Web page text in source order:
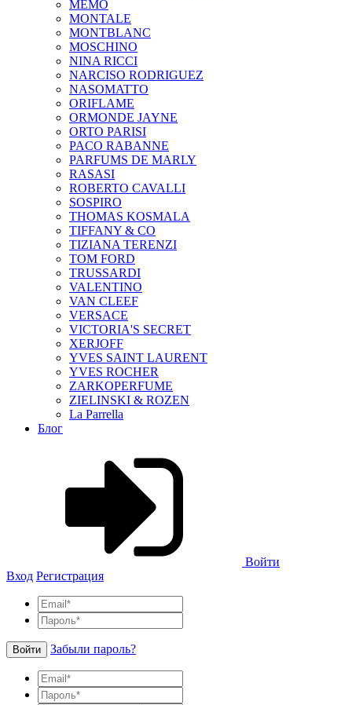
MEMO
MONTALE
MONTBLANC
MOSCHINO
NINA RICCI
NARCISO RODRIGUEZ
NASOMATTO
ORIFLAME
ORMONDE JAYNE
ORTO PARISI
PACO RABANNE
PARFUMS DE MARLY
RASASI
ROBERTO CAVALLI
SOSPIRO
THOMAS KOSMALA
TIFFANY & CO
TIZIANA TERENZI
TOM FORD
TRUSSARDI
VALENTINO
VAN CLEEF
VERSACE
VICTORIA'S SECRET
XERJOFF
YVES SAINT LAURENT
YVES ROCHER
ZARKOPERFUME
ZIELINSKI & ROZEN
La Parrella
Блог
Войти
Вход Регистрация
Войти Забыли пароль?